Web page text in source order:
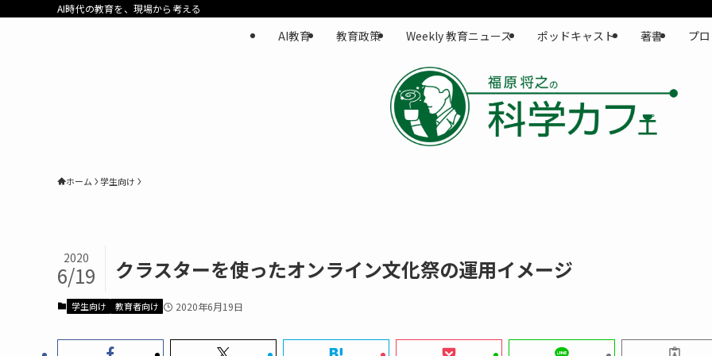
AI時代の教育を、現場から考える
AI教育 教育政策 Weekly 教育ニュース ポッドキャスト 著書 プ
ホーム 学生向け
クラスターを使ったオンライン文化祭の運用イメージ
2020
6/19
学生向け 教育者向け 2020年6月19日